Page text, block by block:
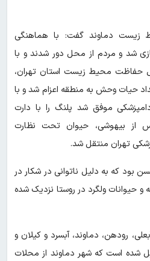
زیست دماوند گفت: با هماهنگی
شد و مردم از محل دور شدند و با
حفاظت محیط زیست استان تهران،
حیات وحش به منطقه اعزام شد و با
موفق شد پلنگ را با دارت
از بیهوشی، حیوان تحت نظارت
تهران منتقل شد.
بود که به دلیل ناتوانی در شکار در
حیوانات ولگرد در روستا نزدیک شده
رودهن، دماوند، آبسرد و کیلان و
شده است که شهر دماوند از محلات